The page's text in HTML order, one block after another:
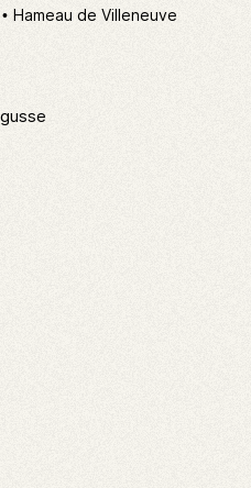
Hameau de Villeneuve
Classé